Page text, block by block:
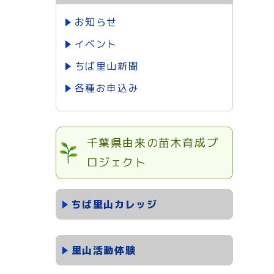
お知らせ
イベント
ちば里山新聞
各種お申込み
千葉県由来の苗木育成プ
ロジェクト
ちば里山カレッジ
里山活動体験